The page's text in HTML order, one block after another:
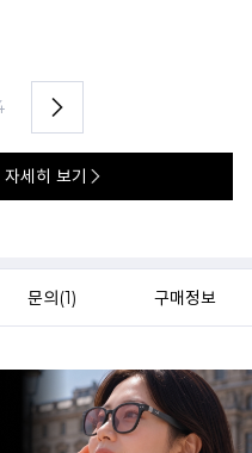
세히 보기
문의(1) 구매정보